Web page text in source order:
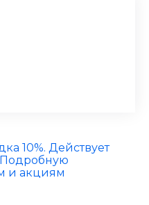
10%. Действует
Подробную
и акциям